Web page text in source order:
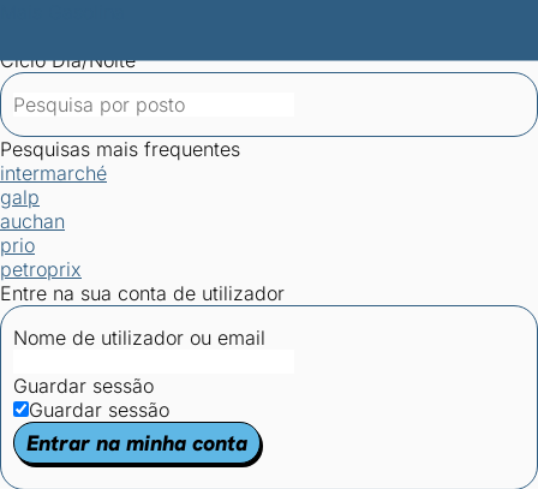
Ciclo Dia/Noite
Pesquisas mais frequentes
intermarché
galp
auchan
prio
petroprix
Entre na sua conta de utilizador
Nome de utilizador ou email
Guardar sessão
Guardar sessão
Entrar na minha conta